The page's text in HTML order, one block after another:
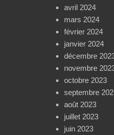
avril 2024
mars 2024
février 2024
janvier 2024
décembre
novembre
octobre 2023
septembre
août 2023
juillet 2023
juin 2023